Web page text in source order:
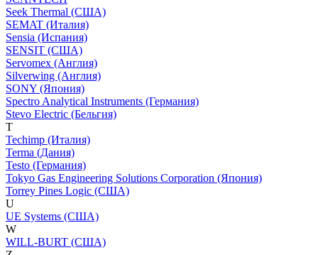
Seek Thermal (США)
SEMAT (Италия)
Sensia (Испания)
SENSIT (США)
Servomex (Англия)
Silverwing (Англия)
SONY (Япония)
Spectro Analytical Instruments (Германия)
Stevo Electric (Бельгия)
T
Techimp (Италия)
Terma (Дания)
Testo (Германия)
Tokyo Gas Engineering Solutions Corporation (Япония)
Torrey Pines Logic (США)
U
UE Systems (США)
W
WILL-BURT (США)